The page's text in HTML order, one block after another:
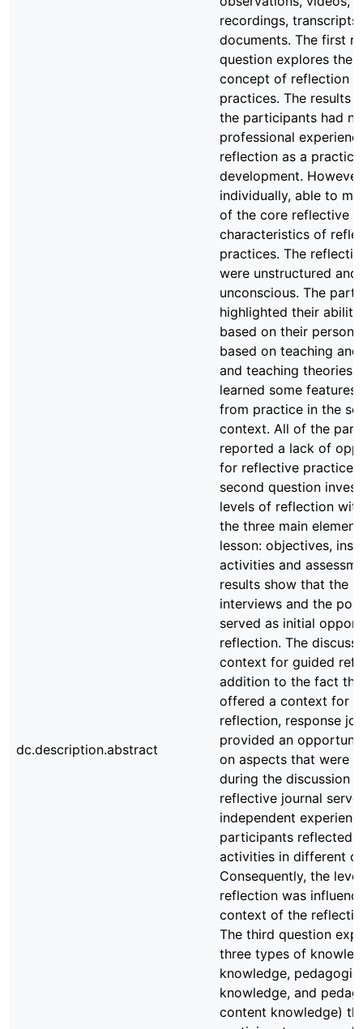
dc.description.abstract
recordings,
documents. The first
question explores the
concept of reflection
practices. The results
the participants had
professional
reflection as a
development.
individually, able to
of the core reflective
characteristics of
practices. The
were unstructured and
unconscious. The
highlighted their
based on their
based on teaching
and teaching theories.
learned some
from practice in the
context. All of the
reported a lack of
for reflective
second question
levels of reflection
the three main
lesson: objectives,
activities and
results show that the
interviews and the
served as initial
reflection. The
context for guided
addition to the fact
offered a context for
reflection, response
provided an
on aspects that were
during the discussion
reflective journal
independent
participants reflected
activities in different
Consequently, the
reflection was
context of the
The third question
three types of
knowledge,
knowledge, and
content knowledge)